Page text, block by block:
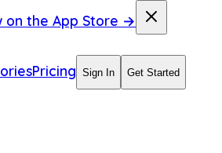
on the App Store →
Pricing Sign In Get Started